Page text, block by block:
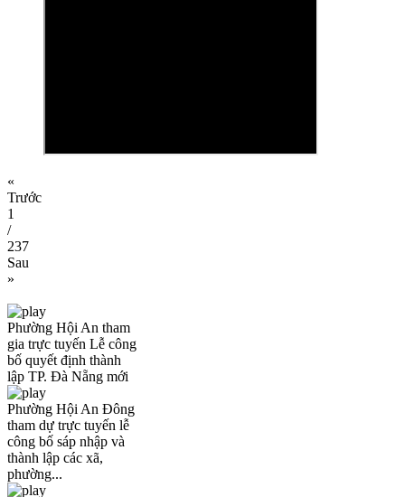
«
Trước
1
/
237
Sau
»
Phường Hội An tham
gia trực tuyến Lễ công
bố quyết định thành
lập TP. Đà Nẵng mới
Phường Hội An Đông
tham dự trực tuyến lễ
công bố sáp nhập và
thành lập các xã,
phường...